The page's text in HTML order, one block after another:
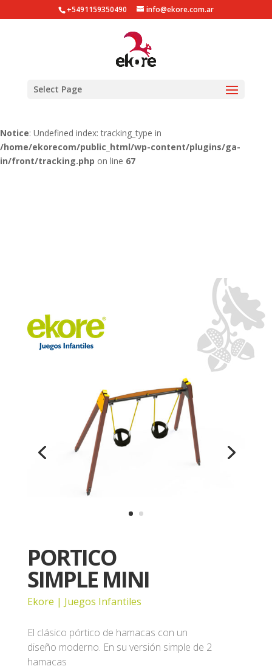
Notice: Undefined index: tracking_type in
/home/ekorecom/public_html/wp-content/plugins/ga-
/home/ekorecom/public_html/wp-content/plugins/ga-
Notice: Undefined index: tracking_type in
/home/ekorecom/public_html/wp-content/plugins/ga-
in/front/tracking.php on line 67
+5491159350490 info@ekore.com.ar
Select Page
PORTICO
SIMPLE MINI
Ekore | Juegos Infantiles
El clásico pórtico de hamacas con un
diseño moderno. En su versión simple de 2
hamacas